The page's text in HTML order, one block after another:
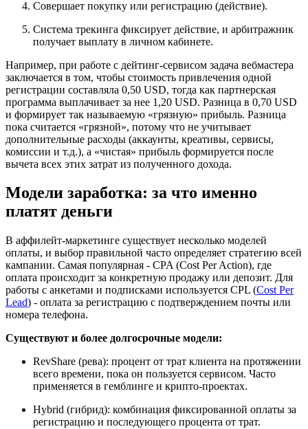
Совершает покупку или регистрацию (действие).
Система трекинга фиксирует действие, и арбитражник
получает выплату в личном кабинете.
Например, при работе с дейтинг-сервисом задача вебмастера
заключается в том, чтобы стоимость привлечения одной
регистрации составляла 0,50 USD, тогда как партнерская
программа выплачивает за нее 1,20 USD. Разница в 0,70 USD
и формирует так называемую «грязную» прибыль. Разница
пока считается «грязной», потому что не учитывает
дополнительные расходы (аккаунты, креативы, сервисы,
комиссии и т.д.), а «чистая» прибыль формируется после
вычета всех этих затрат из полученного дохода.
Модели заработка: за что именно
платят деньги
В аффилейт-маркетинге существует несколько моделей
оплаты, и выбор правильной часто определяет стратегию всей
кампании. Самая популярная - CPA (Cost Per Action), где
оплата происходит за конкретную продажу или депозит. Для
работы с анкетами и подписками используется CPL (Cost Per
Lead) - оплата за регистрацию с подтверждением почты или
номера телефона.
Существуют и более долгосрочные модели:
RevShare (рева): процент от трат клиента на протяжении
всего времени, пока он пользуется сервисом. Часто
применяется в гемблинге и крипто-проектах.
Hybrid (гибрид): комбинация фиксированной оплаты за
регистрацию и последующего процента от трат.